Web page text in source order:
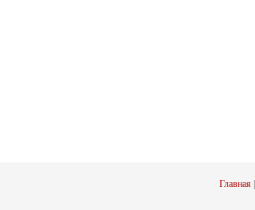
Главная